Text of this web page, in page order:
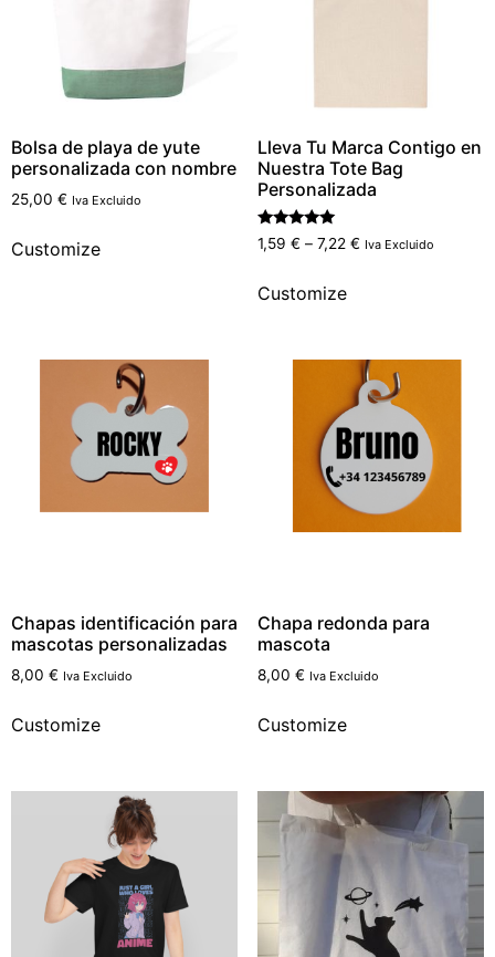
Bolsa de playa de yute
personalizada con nombre
25,00 € Iva Excluido
Customize
Lleva Tu Marca Contigo en
Nuestra Tote Bag
Personalizada
Rated
5.00
1,59 € – 7,22 € Iva Excluido
Customize
Chapas identificación para
mascotas personalizadas
8,00 € Iva Excluido
Customize
Chapa redonda para
mascota
8,00 € Iva Excluido
Customize